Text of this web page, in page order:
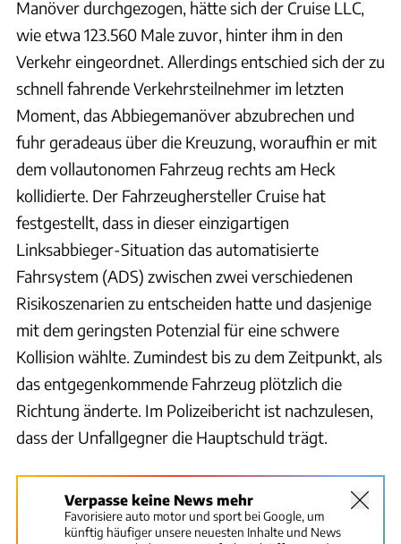
Manöver durchgezogen, hätte sich der Cruise LLC,
wie etwa 123.560 Male zuvor, hinter ihm in den
Verkehr eingeordnet. Allerdings entschied sich der zu
schnell fahrende Verkehrsteilnehmer im letzten
Moment, das Abbiegemanöver abzubrechen und
fuhr geradeaus über die Kreuzung, woraufhin er mit
dem vollautonomen Fahrzeug rechts am Heck
kollidierte. Der Fahrzeughersteller Cruise hat
festgestellt, dass in dieser einzigartigen
Linksabbieger-Situation das automatisierte
Fahrsystem (ADS) zwischen zwei verschiedenen
Risikoszenarien zu entscheiden hatte und dasjenige
mit dem geringsten Potenzial für eine schwere
Kollision wählte. Zumindest bis zu dem Zeitpunkt, als
das entgegenkommende Fahrzeug plötzlich die
Richtung änderte. Im Polizeibericht ist nachzulesen,
dass der Unfallgegner die Hauptschuld trägt.
Verpasse keine News mehr
Favorisiere auto motor und sport bei Google, um
künftig häufiger unsere neuesten Inhalte und News